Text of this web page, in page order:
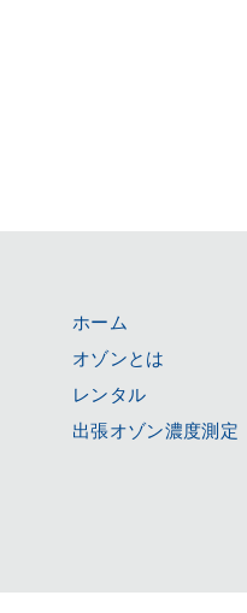
ホーム
オゾンとは
レンタル
出張オゾン濃度測定